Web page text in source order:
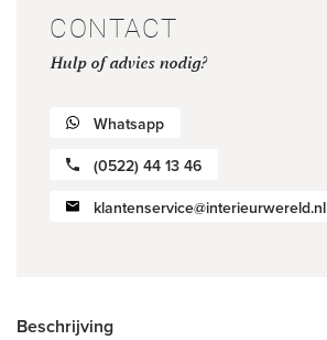
CONTACT
Hulp of advies nodig?
Whatsapp
(0522) 44 13 46
klantenservice@interieurwereld.nl
Beschrijving